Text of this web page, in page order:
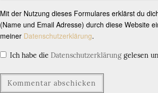
Mit der Nutzung dieses Formulares erklärst du
(Name und Email Adresse) durch diese Website
meiner Datenschutzerklärung.
Ich habe die Datenschutzerklärung gelesen